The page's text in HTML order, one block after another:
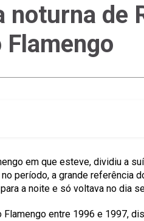
noturna de
em que esteve, dividiu a
período, a grande referência
a noite e só voltava no dia
entre 1996 e 1997,